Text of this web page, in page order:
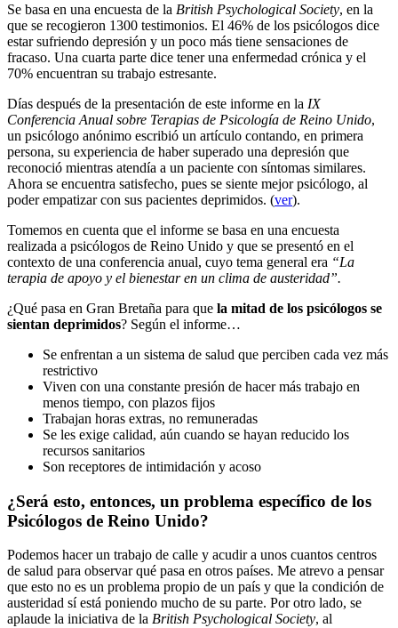
Se basa en una encuesta de la British Psychological Society, en la
que se recogieron 1300 testimonios. El 46% de los psicólogos dice
estar sufriendo depresión y un poco más tiene sensaciones de
fracaso. Una cuarta parte dice tener una enfermedad crónica y el
70% encuentran su trabajo estresante.
Días después de la presentación de este informe en la IX
Conferencia Anual sobre Terapias de Psicología de Reino Unido,
un psicólogo anónimo escribió un artículo contando, en primera
persona, su experiencia de haber superado una depresión que
reconoció mientras atendía a un paciente con síntomas similares.
Ahora se encuentra satisfecho, pues se siente mejor psicólogo, al
poder empatizar con sus pacientes deprimidos. (ver).
Tomemos en cuenta que el informe se basa en una encuesta
realizada a psicólogos de Reino Unido y que se presentó en el
contexto de una conferencia anual, cuyo tema general era “La
terapia de apoyo y el bienestar en un clima de austeridad”.
¿Qué pasa en Gran Bretaña para que la mitad de los psicólogos se
sientan deprimidos? Según el informe…
Se enfrentan a un sistema de salud que perciben cada vez más
restrictivo
Viven con una constante presión de hacer más trabajo en
menos tiempo, con plazos fijos
Trabajan horas extras, no remuneradas
Se les exige calidad, aún cuando se hayan reducido los
recursos sanitarios
Son receptores de intimidación y acoso
¿Será esto, entonces, un problema específico de los
Psicólogos de Reino Unido?
Podemos hacer un trabajo de calle y acudir a unos cuantos centros
de salud para observar qué pasa en otros países. Me atrevo a pensar
que esto no es un problema propio de un país y que la condición de
austeridad sí está poniendo mucho de su parte. Por otro lado, se
aplaude la iniciativa de la British Psychological Society, al